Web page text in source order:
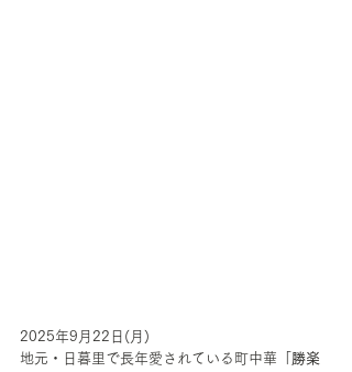
2025年9月22日(月)
地元・日暮里で長年愛されている町中華「 勝楽